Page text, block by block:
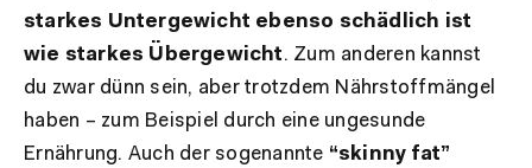
starkes Untergewicht ebenso schädlich ist
wie starkes Übergewicht. Zum anderen kannst
du zwar dünn sein, aber trotzdem Nährstoffmängel
haben – zum Beispiel durch eine ungesunde
Ernährung. Auch der sogenannte “skinny fat”